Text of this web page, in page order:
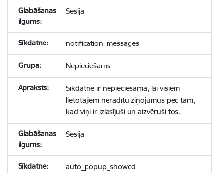
Sesija
notification_messages
Nepieciešams
Sīkdatne ir nepieciešama, lai visiem
lietotājiem nerādītu ziņojumus pēc tam,
kad viņi ir izlasījuši un aizvēruši tos.
Sesija
auto_popup_showed